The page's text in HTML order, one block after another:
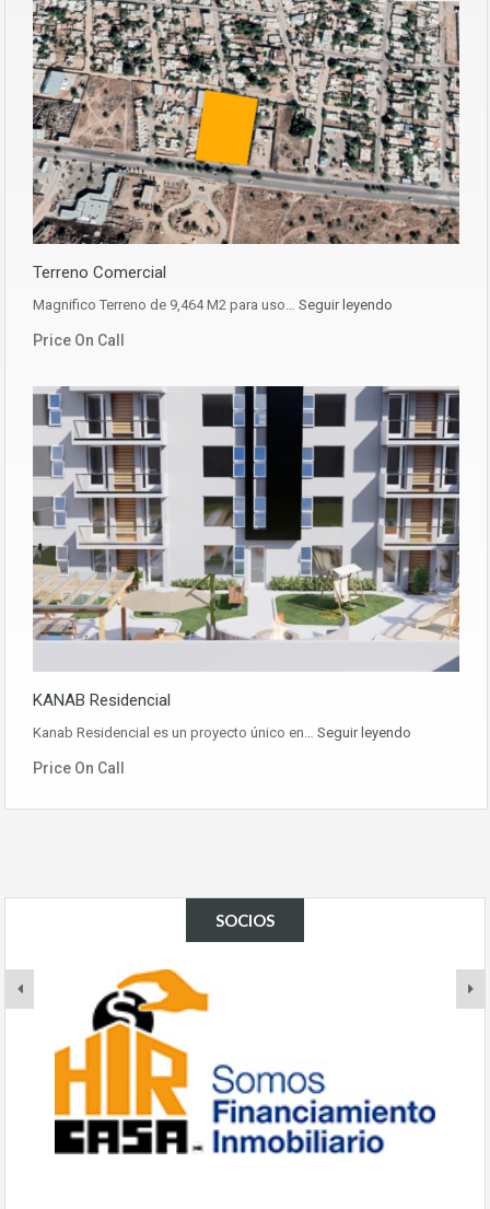
Terreno Comercial
Magnifico Terreno de 9,464 M2 para uso… Seguir leyendo
Price On Call
KANAB Residencial
Kanab Residencial es un proyecto único en… Seguir leyendo
Price On Call
SOCIOS